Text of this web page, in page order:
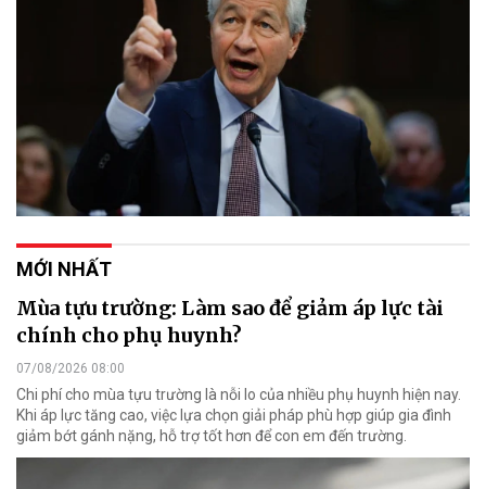
MỚI NHẤT
Mùa tựu trường: Làm sao để giảm áp lực tài
chính cho phụ huynh?
07/08/2026 08:00
Chi phí cho mùa tựu trường là nỗi lo của nhiều phụ huynh hiện nay.
Khi áp lực tăng cao, việc lựa chọn giải pháp phù hợp giúp gia đình
giảm bớt gánh nặng, hỗ trợ tốt hơn để con em đến trường.